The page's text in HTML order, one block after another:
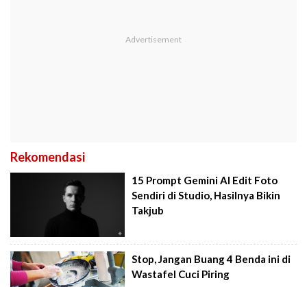
Rekomendasi
15 Prompt Gemini AI Edit Foto
Sendiri di Studio, Hasilnya Bikin
Takjub
Stop, Jangan Buang 4 Benda ini di
Wastafel Cuci Piring